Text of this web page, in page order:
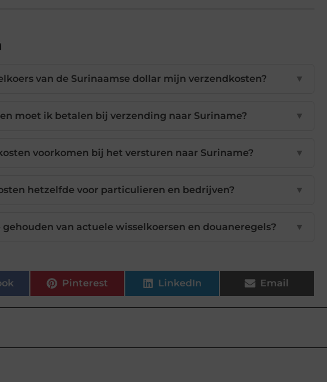
van de Surinaamse dollar mijn verzendkosten? ▼
moet ik betalen bij verzending naar Suriname? ▼
voorkomen bij het versturen naar Suriname? ▼
hetzelfde voor particulieren en bedrijven? ▼
van actuele wisselkoersen en douaneregels? ▼
Pinterest LinkedIn Email